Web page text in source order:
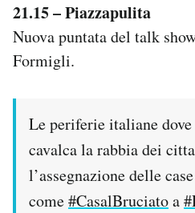
21.15 – Piazzapulita
Nuova puntata del talk
Formigli.
Le periferie italiane dove
cavalca la rabbia dei
l’assegnazione delle
come#CasalBruciatoa